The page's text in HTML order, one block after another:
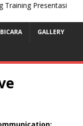
GALLERY